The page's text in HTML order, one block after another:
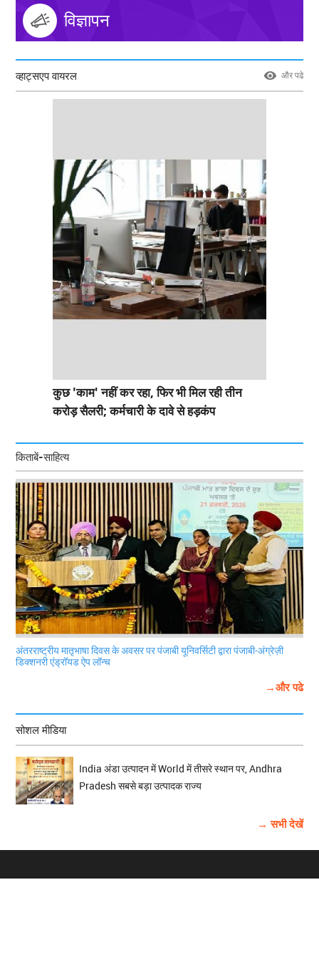
विज्ञापन
व्हाट्सएप वायरल और पढे
कुछ 'काम' नहीं कर रहा, फिर भी मिल रही तीन
करोड़ सैलरी; कर्मचारी के दावे से हड़कंप
किताबें-साहित्य
अंतरराष्ट्रीय मातृभाषा दिवस के अवसर पर पंजाबी यूनिवर्सिटी द्वारा पंजाबी-अंग्रेज़ी
डिक्शनरी एंड्रॉयड ऐप लॉन्च
→और पढे
सोशल मीडिया
India अंडा उत्पादन में World में तीसरे स्थान पर, Andhra
Pradesh सबसे बड़ा उत्पादक राज्य
→ सभी देखें